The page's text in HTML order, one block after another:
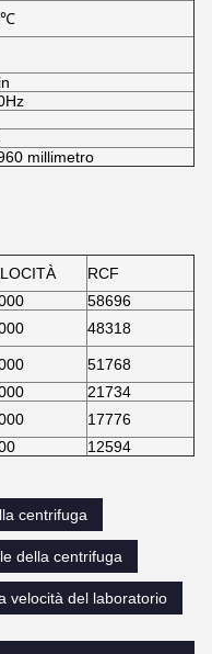
millimetro
RCF
58696
48318
51768
21734
17776
12594
centrifuga
della centrifuga
velocità del laboratorio